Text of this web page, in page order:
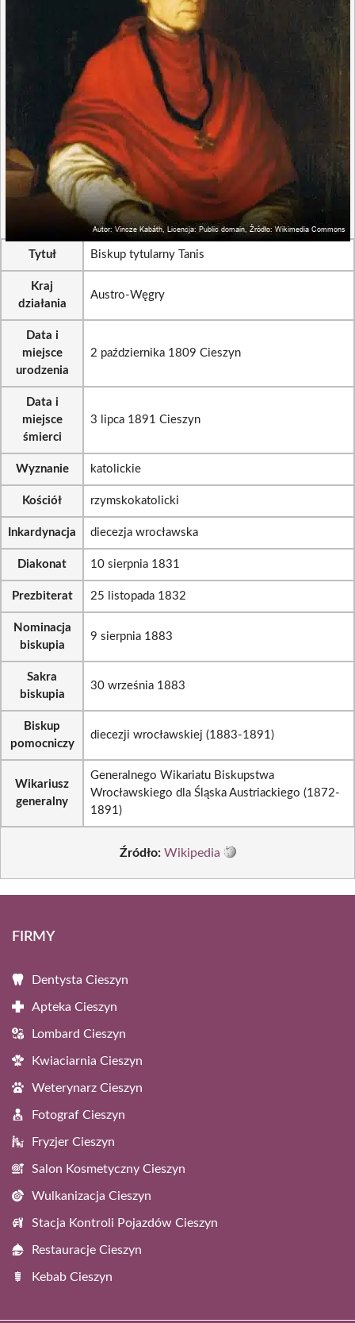
Tytuł Biskup tytularny Tanis
Kraj
działania
Austro-Węgry
Data i
miejsce
urodzenia
2 października 1809 Cieszyn
Data i
miejsce
śmierci
3 lipca 1891 Cieszyn
Wyznanie katolickie
Kościół rzymskokatolicki
Inkardynacja diecezja wrocławska
Diakonat 10 sierpnia 1831
Prezbiterat 25 listopada 1832
Nominacja
biskupia
9 sierpnia 1883
Sakra
biskupia
30 września 1883
Biskup
pomocniczy
diecezji wrocławskiej (1883-1891)
Wikariusz
generalny
Generalnego Wikariatu Biskupstwa
Wrocławskiego dla Śląska Austriackiego (1872-
1891)
Źródło: Wikipedia
FIRMY
Dentysta Cieszyn
Apteka Cieszyn
Lombard Cieszyn
Kwiaciarnia Cieszyn
Weterynarz Cieszyn
Fotograf Cieszyn
Fryzjer Cieszyn
Salon Kosmetyczny Cieszyn
Wulkanizacja Cieszyn
Stacja Kontroli Pojazdów Cieszyn
Restauracje Cieszyn
Kebab Cieszyn